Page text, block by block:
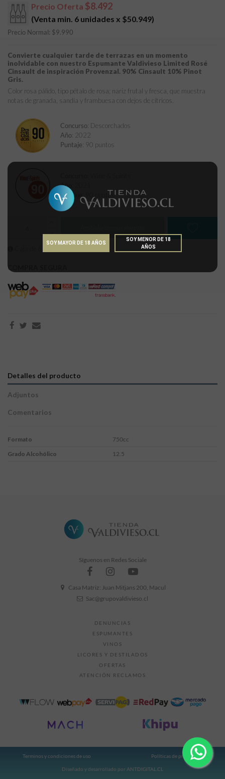
(Venta min. 6 unidades x $50.949)
Precio Oferta $8.492
Precio Normal: $9.990
Convierte cualquier tarde de terrazas en un momento
inolvidable con nuestro Espumante Valdivieso Limited Rosé
Cinsault de inspiración Provenzal. 90% Cinsault 10% Pinot
Gris.
Color rosa pálido, tipo pétalo de rosa; nariz frutal y fresca, que muestra
notas de granada, sandía y frambuesa con dejos de cítricos.
Concurso: Descorchados
Año: 2022
Puntaje: 90 puntos
Año
Puntaje : 90 puntos
COMPRA SEGURA
Detalles del producto
Adjuntos
Comentarios
Formato
750cc
Grado Alcohólico
12.5
Síguenos en Redes Sociale
Casa Matriz: Juan Mitjans 200, Macul
Sac@grupovaldivieso.cl
DENUNCIAS
ESPUMANTES
VINOS
LICORES Y DESTILADOS
OFERTAS
ATENCIÓN RECLAMOS
SOY MAYOR DE 18 AÑOS
SOY MENOR DE 18
AÑOS
Terminos y condiciones de uso Políticas de privacidad
Diseñado y desarrollado por ANTDIGITAL.CL